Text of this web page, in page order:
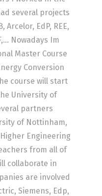
several projects
Arcelor, EdP, REE,
Nowadays Im
Master Course
Conversion
course will start
University of
partners
of Nottinham,
Engineering
from all of
collaborate in
are involved
Siemens, Edp,